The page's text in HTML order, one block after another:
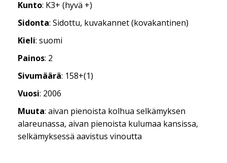
Kunto: K3+ (hyvä +)
Sidonta: Sidottu, kuvakannet (kovakantinen)
Kieli: suomi
Painos: 2
Sivumäärä: 158+(1)
Vuosi: 2006
Muuta: aivan pienoista kolhua selkämyksen
alareunassa, aivan pienoista kulumaa kansissa,
selkämyksessä aavistus vinoutta